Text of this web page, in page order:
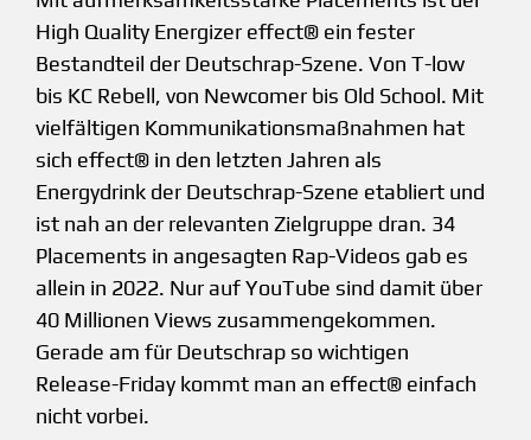
High Quality Energizer effect® ein fester
Bestandteil der Deutschrap-Szene. Von T-low
bis KC Rebell, von Newcomer bis Old School. Mit
vielfältigen Kommunikationsmaßnahmen hat
sich effect® in den letzten Jahren als
Energydrink der Deutschrap-Szene etabliert und
ist nah an der relevanten Zielgruppe dran. 34
Placements in angesagten Rap-Videos gab es
allein in 2022. Nur auf YouTube sind damit über
40 Millionen Views zusammengekommen.
Gerade am für Deutschrap so wichtigen
Release-Friday kommt man an effect® einfach
nicht vorbei.